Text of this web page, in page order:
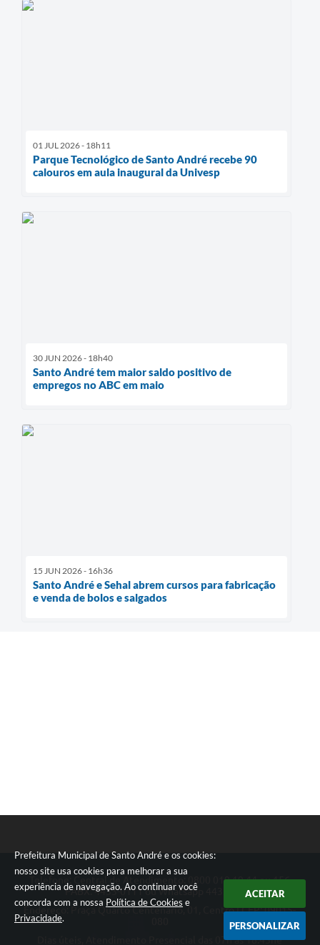
Prefeitura Municipal de Santo André e os cookies:
nosso site usa cookies para melhorar a sua
experiência de navegação. Ao continuar você
concorda com a nossa Política de Cookies e
Privacidade.
ACEITAR
PERSONALIZAR
01 JUL 2026 - 18h11
Parque Tecnológico de Santo André recebe 90
calouros em aula inaugural da Univesp
30 JUN 2026 - 18h40
Santo André tem maior saldo positivo de
empregos no ABC em maio
15 JUN 2026 - 16h36
Santo André e Sehal abrem cursos para fabricação
e venda de bolos e salgados
Telefone: Central de Atendimento: 0800 019 19 44 ou 156
PABX: 4433-0111 ou Whatsapp 4433-0123
Endereço: Praça Quarto Centenário, 01, Centro | CEP: 09015-
Dias úteis, Atendimento Presencial das 07h as 18:45he